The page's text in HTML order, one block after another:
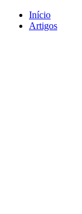
Início
Artigos